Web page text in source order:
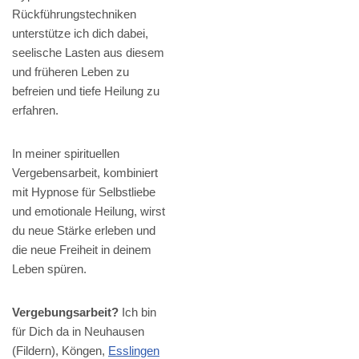
Rückführungstechniken
unterstütze ich dich dabei,
seelische Lasten aus diesem
und früheren Leben zu
befreien und tiefe Heilung zu
erfahren.
In meiner spirituellen
Vergebensarbeit, kombiniert
mit Hypnose für Selbstliebe
und emotionale Heilung, wirst
du neue Stärke erleben und
die neue Freiheit in deinem
Leben spüren.
Vergebungsarbeit? Ich bin
für Dich da in Neuhausen
(Fildern), Köngen, Esslingen